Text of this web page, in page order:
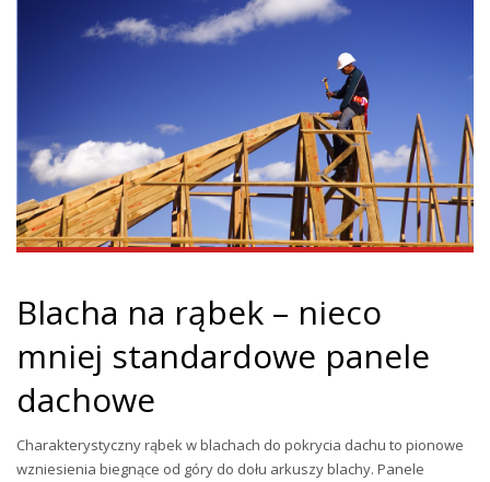
Blacha na rąbek – nieco
mniej standardowe panele
dachowe
Charakterystyczny rąbek w blachach do pokrycia dachu to pionowe
wzniesienia biegnące od góry do dołu arkuszy blachy. Panele